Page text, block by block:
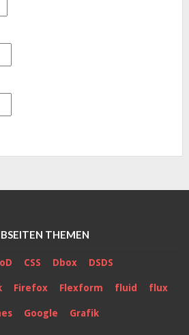
THEMEN
CSS Dbox DSDS
Firefox Flexform fluid flux
Google Grafik